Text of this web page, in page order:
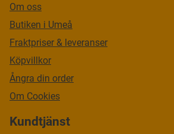
Om oss
Butiken i Umeå
Fraktpriser & leveranser
Köpvillkor
Ångra din order
Om Cookies
Kundtjänst